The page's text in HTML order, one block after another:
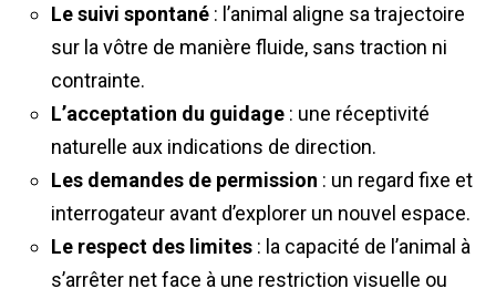
Le suivi spontané : l’animal aligne sa trajectoire
sur la vôtre de manière fluide, sans traction ni
contrainte.
L’acceptation du guidage : une réceptivité
naturelle aux indications de direction.
Les demandes de permission : un regard fixe et
interrogateur avant d’explorer un nouvel espace.
Le respect des limites : la capacité de l’animal à
s’arrêter net face à une restriction visuelle ou